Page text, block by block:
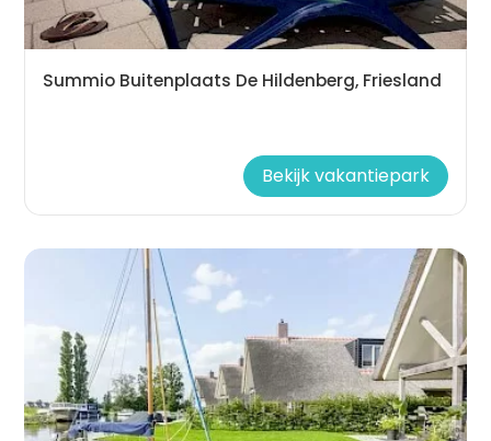
Summio Buitenplaats De Hildenberg, Friesland
Bekijk vakantiepark